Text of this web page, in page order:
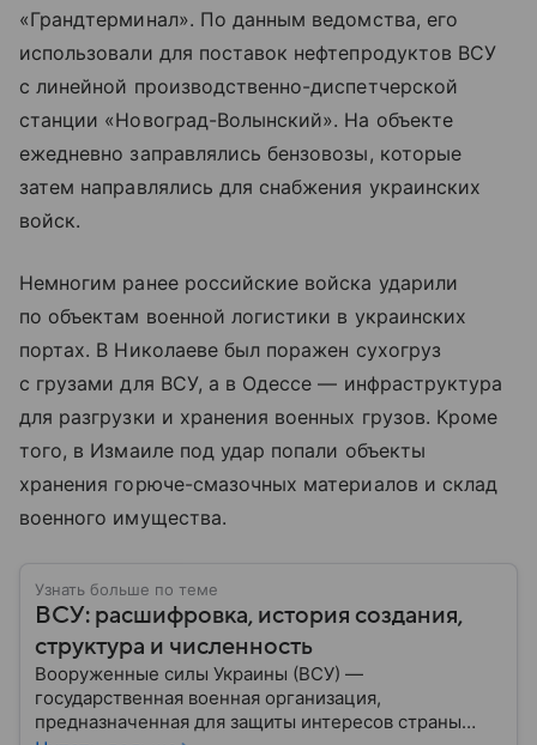
«Грандтерминал». По данным ведомства, его
использовали для поставок нефтепродуктов ВСУ
с линейной производственно-диспетчерской
станции «Новоград-Волынский». На объекте
ежедневно заправлялись бензовозы, которые
затем направлялись для снабжения украинских
войск.
Немногим ранее российские войска ударили
по объектам военной логистики в украинских
портах. В Николаеве был поражен сухогруз
с грузами для ВСУ, а в Одессе — инфраструктура
для разгрузки и хранения военных грузов. Кроме
того, в Измаиле под удар попали объекты
хранения горюче-смазочных материалов и склад
военного имущества.
Узнать больше по теме
ВСУ: расшифровка, история создания,
структура и численность
Вооруженные силы Украины (ВСУ) —
государственная военная организация,
предназначенная для защиты интересов страны